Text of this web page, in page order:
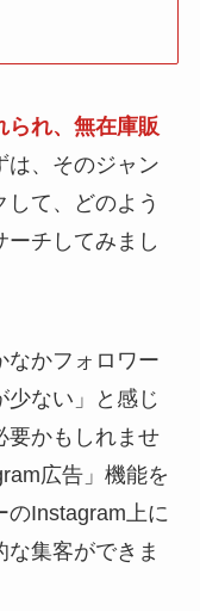
られ、無在庫販
は、そのジャン
て、どのよう
ーチしてみまし
なかフォロワー
少ない」と感じ
要かもしれませ
広告」機能を
のInstagram上に
集客ができま